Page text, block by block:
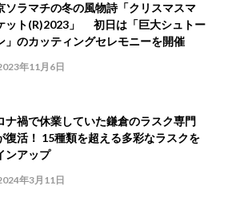
ソラマチの冬の風物詩「クリスマスマ
ット(R)2023」 初日は「巨大シュトー
」のカッティングセレモニーを開催
年11月6日
ナ禍で休業していた鎌倉のラスク専門
復活！ 15種類を超える多彩なラスクを
ンアップ
年3月11日